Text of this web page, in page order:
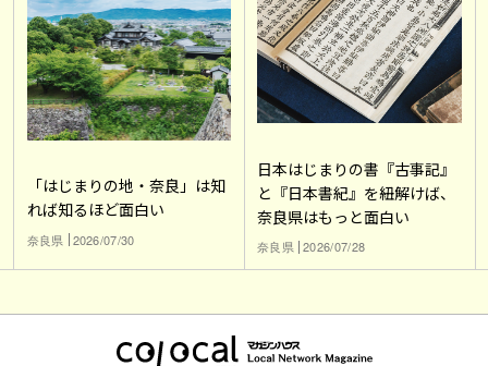
「はじまりの地・奈良」は知
れば知るほど面白い
奈良県 2026/07/30
日本はじまりの書『古事記』
と『日本書紀』を紐解けば、
奈良県はもっと面白い
奈良県 2026/07/28